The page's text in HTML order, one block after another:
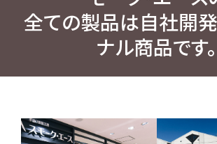
全ての製品は自社開
ナル商品です。